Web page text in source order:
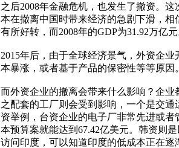
之后2008年金融危机，也发生了撤资。
本在撤离中国时带来经济的急剧下滑，
有所好转，而2008年的GDP为31.92万亿元
2015年后，由于全球经济景气，外资企
本暴涨，或者基于产品的保密性等等原因
而外资企业的撤离会带来什么影响？企
之配套的工厂则会受到影响，一个是交
资举例，台资企业的电子厂非常先进或
本预算案就能达到67.42亿美元。韩资则
访问印度，可以知道印度的低成本正在逐